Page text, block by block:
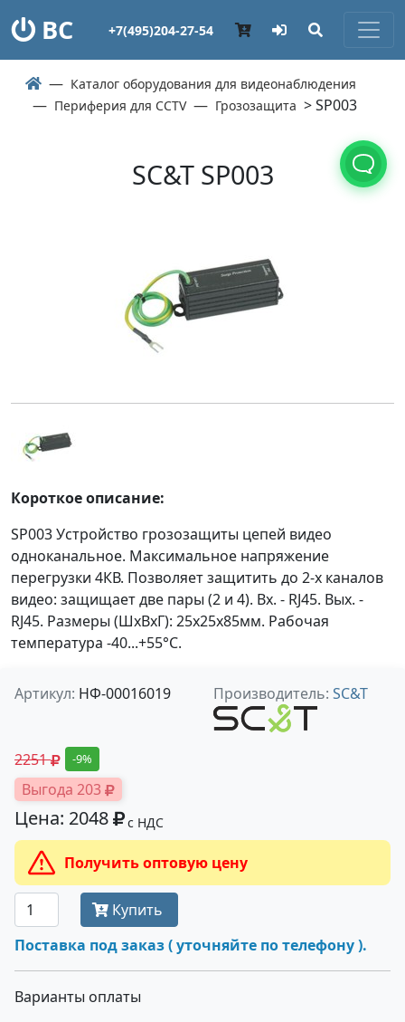
ВС +7(495)204-27-54
Каталог оборудования для видеонаблюдения
Периферия для CCTV
Грозозащита > SP003
SC&T SP003
Короткое описание:
SP003 Устройство грозозащиты цепей видео
одноканальное. Максимальное напряжение
перегрузки 4КВ. Позволяет защитить до 2-х каналов
видео: защищает две пары (2 и 4). Вх. - RJ45. Вых. -
RJ45. Размеры (ШxВxГ): 25x25x85мм. Рабочая
температура -40...+55°C.
Артикул: НФ-00016019 Производитель: SC&T
2251 -9%
Выгода 203
Цена: 2048 с НДС
Получить оптовую цену
Купить
Поставка под заказ ( уточняйте по телефону ).
Варианты оплаты